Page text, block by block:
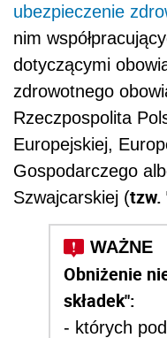
ubezpieczenie
nim
dotyczącymi
zdrowotnego
Rzeczpospolita
Europejskiej,
Gospodarczego
Szwajcarskiej (tzw.
Obniżenie
składek":
- których